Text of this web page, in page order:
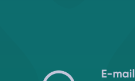
E-mail